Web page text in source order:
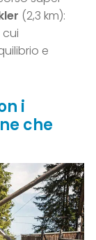
(2,3 km):
e
i
che